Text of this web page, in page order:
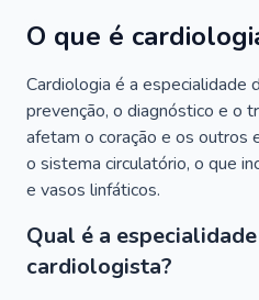
O que é
Cardiologia é a especialidade
prevenção, o diagnóstico e o
afetam o coração e os outros
o sistema circulatório, o que
e vasos linfáticos.
Qual é a
cardiologista?